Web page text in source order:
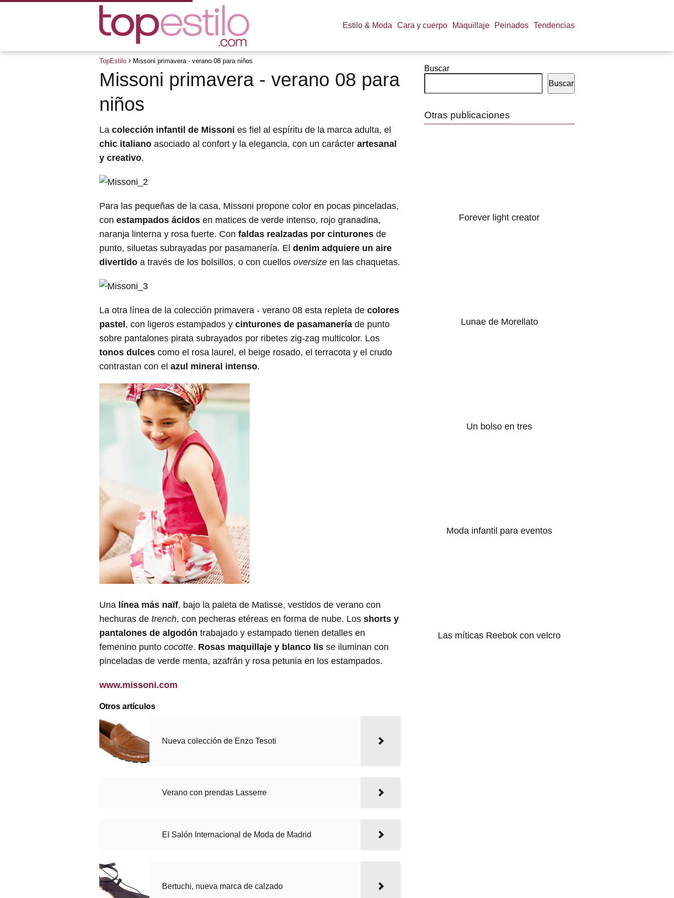
Estilo & Moda Cara y cuerpo Maquillaje Peinados Tendencias
TopEstilo Missoni primavera - verano 08 para niños
Missoni primavera - verano 08 para
niños
La colección infantil de Missoni es fiel al espíritu de la marca adulta, el
chic italiano asociado al confort y la elegancia, con un carácter artesanal
y creativo.
Para las pequeñas de la casa, Missoni propone color en pocas pinceladas,
con estampados ácidos en matices de verde intenso, rojo granadina,
naranja linterna y rosa fuerte. Con faldas realzadas por cinturones de
punto, siluetas subrayadas por pasamanería. El denim adquiere un aire
divertido a través de los bolsillos, o con cuellos oversize en las chaquetas.
La otra línea de la colección primavera - verano 08 esta repleta de colores
pastel , con ligeros estampados y cinturones de pasamanería de punto
sobre pantalones pirata subrayados por ribetes zig-zag multicolor. Los
tonos dulces como el rosa laurel, el beige rosado, el terracota y el crudo
contrastan con el azul mineral intenso.
Una línea más naïf, bajo la paleta de Matisse, vestidos de verano con
hechuras de trench, con pecheras etéreas en forma de nube. Los shorts y
pantalones de algodón trabajado y estampado tienen detalles en
femenino punto cocotte. Rosas maquillaje y blanco lis se iluminan con
pinceladas de verde menta, azafrán y rosa petunia en los estampados.
www.missoni.com
Otros artículos
Nueva colección de Enzo Tesoti
Verano con prendas Lasserre
El Salón Internacional de Moda de Madrid
Bertuchi, nueva marca de calzado
Buscar
Buscar
Otras publicaciones
Forever light creator
Lunae de Morellato
Un bolso en tres
Moda infantil para eventos
Las míticas Reebok con velcro